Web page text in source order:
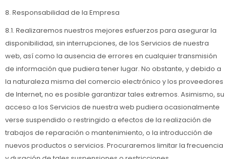
8. Responsabilidad de la Empresa
8.1. Realizaremos nuestros mejores esfuerzos para asegurar la
disponibilidad, sin interrupciones, de los Servicios de nuestra
web, así como la ausencia de errores en cualquier transmisión
de información que pudiera tener lugar. No obstante, y debido a
la naturaleza misma del comercio electrónico y los proveedores
de Internet, no es posible garantizar tales extremos. Asimismo, su
acceso a los Servicios de nuestra web pudiera ocasionalmente
verse suspendido o restringido a efectos de la realización de
trabajos de reparación o mantenimiento, o la introducción de
nuevos productos o servicios. Procuraremos limitar la frecuencia